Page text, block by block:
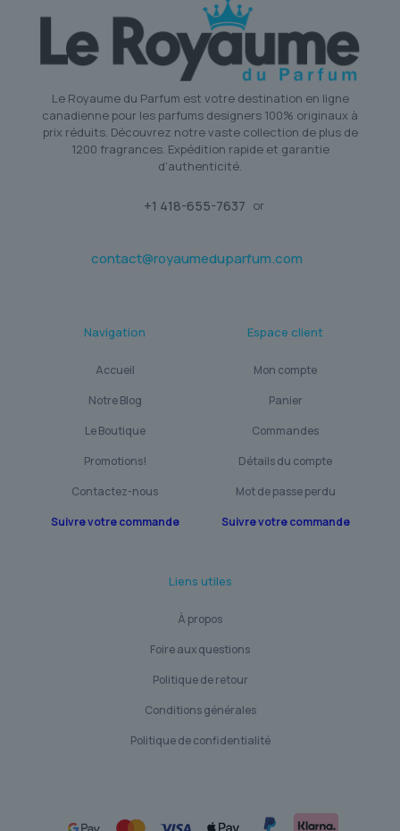
Le Royaume du Parfum est votre destination en ligne
canadienne pour les parfums designers 100% originaux à
prix réduits. Découvrez notre vaste collection de plus de
1200 fragrances. Expédition rapide et garantie
d'authenticité.
+1 418-655-7637 or
contact@royaumeduparfum.com
Navigation
Accueil
Notre Blog
Le Boutique
Promotions!
Contactez-nous
Suivre votre commande
Espace client
Mon compte
Panier
Commandes
Détails du compte
Mot de passe perdu
Suivre votre commande
Liens utiles
À propos
Foire aux questions
Politique de retour
Conditions générales
Politique de confidentialité